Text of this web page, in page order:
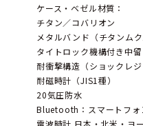
ケース・ベゼル材質：
チタン／コバリオン
メタルバンド（チタンムク
タイトロック機構付き中留
耐衝撃構造（ショックレジ
耐磁時計（JIS1種）
20気圧防水
Bluetooth：スマートフォ